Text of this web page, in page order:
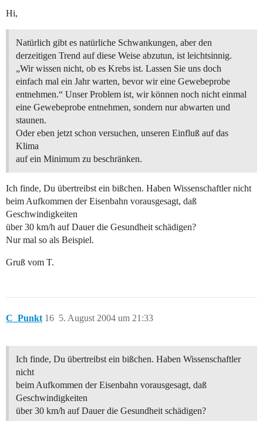
Hi,
Natürlich gibt es natürliche Schwankungen, aber den
derzeitigen Trend auf diese Weise abzutun, ist leichtsinnig.
„Wir wissen nicht, ob es Krebs ist. Lassen Sie uns doch
einfach mal ein Jahr warten, bevor wir eine Gewebeprobe
entnehmen.“ Unser Problem ist, wir können noch nicht einmal
eine Gewebeprobe entnehmen, sondern nur abwarten und
staunen.
Oder eben jetzt schon versuchen, unseren Einfluß auf das
Klima
auf ein Minimum zu beschränken.
Ich finde, Du übertreibst ein bißchen. Haben Wissenschaftler nicht
beim Aufkommen der Eisenbahn vorausgesagt, daß
Geschwindigkeiten
über 30 km/h auf Dauer die Gesundheit schädigen?
Nur mal so als Beispiel.
Gruß vom T.
C_Punkt 5. August 2004 um 21:33
16
Ich finde, Du übertreibst ein bißchen. Haben Wissenschaftler
nicht
beim Aufkommen der Eisenbahn vorausgesagt, daß
Geschwindigkeiten
über 30 km/h auf Dauer die Gesundheit schädigen?